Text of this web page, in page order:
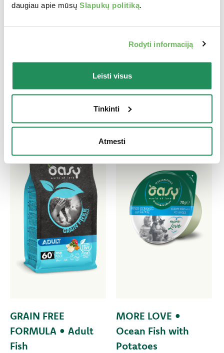
daugiau apie mūsų Slapukų politiką.
Rodyti informaciją
Leisti visus
Tinkinti
Atmesti
mėgstamiausias?
GRAIN FREE
FORMULA • Adult
Fish
MORE LOVE •
Ocean Fish with
Potatoes